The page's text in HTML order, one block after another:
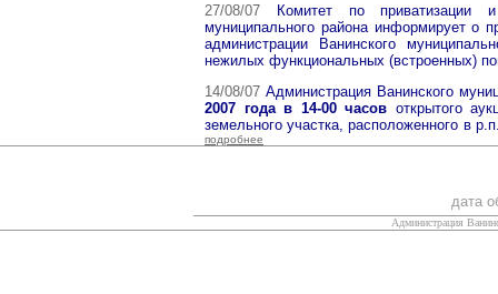
27/08/07 Комитет по приватизации
муниципального района информирует о
администрации Ванинского
нежилых функциональных (встроенных)
14/08/07 Администрация Ванинского
2007 года в 14-00 часов открытого
земельного участка, расположенного в
подробнее
дата
Администрация